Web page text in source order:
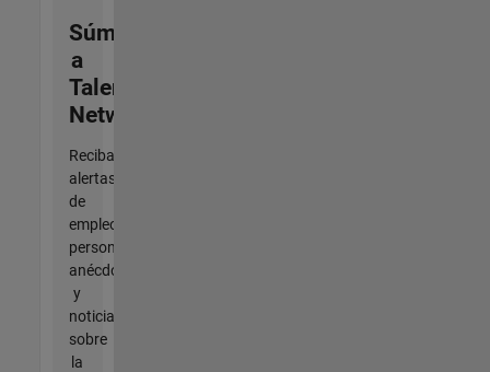
Súmese
a
Talent
Network
Reciba
alertas
de
empleo
personalizadas,
anécdotas
y
noticias
sobre
la